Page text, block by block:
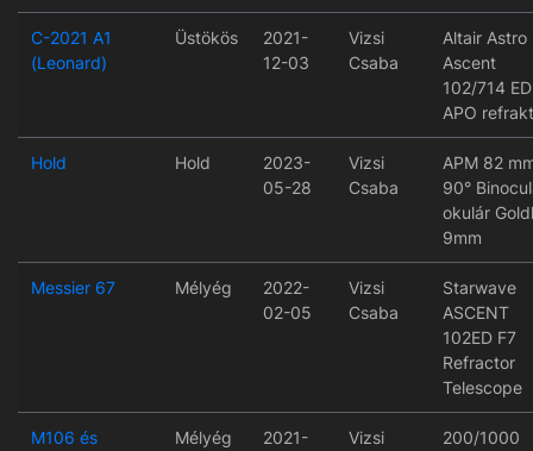
C-2021 A1
(Leonard)
Üstökös
2021-
12-03
Vizsi
Csaba
Altair Astro
Ascent
102/714 ED
APO
Hold Hold
2023-
05-28
Vizsi
Csaba
APM 82
90°
okulár
9mm
Messier 67 Mélyég
2022-
02-05
Vizsi
Csaba
Starwave
ASCENT
102ED F7
Refractor
Telescope
M106 és
Mélyég
2021-
Vizsi
200/1000